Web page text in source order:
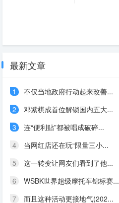
最新文章
1
不仅当地政府行动起来改善...
2
邓紫棋成首位解锁国内五大...
3
连“便利贴”都被唱成破碎...
4
当网红店还在玩“限量三小...
5
这一转变让网友们看到了他...
6
WSBK世界超级摩托车锦标赛...
7
而且这种活动更接地气(202...